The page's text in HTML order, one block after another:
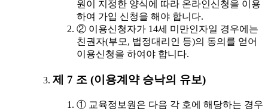
원이 지정한 양식에 따라 온라인신청을 이용
하여 가입 신청을 해야 합니다.
② 이용신청자가 14세 미만인자일 경우에는
친권자(부모, 법정대리인 등)의 동의를 얻어
이용신청을 하여야 합니다.
제 7 조 (이용계약 승낙의 유보)
① 교육정보원은 다음 각 호에 해당하는 경우